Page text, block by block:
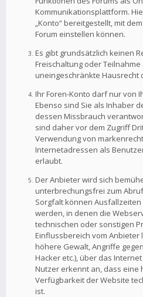
Kommunikationsplattform.
„Konto“ bereitgestellt, mit
Forum einstellen können.
Es gibt grundsätzlich keinen
Freischaltung oder Teilnahme
uneingeschränkte Hausrecht
Ihr Foren-Konto darf nur von
Ebenso sind Sie als Inhaber
dessen Missbrauch
sind daher vor dem Zugriff
Verwendung von
Internetadressen als
erlaubt.
Der Anbieter wird sich
unterbrechungsfrei zum
Sorgfalt können
werden, in denen die
technischen oder sonstigen
Einflussbereich vom Anbieter
höhere Gewalt, Angriffe
Hacker etc.), über das
Nutzer erkennt an, dass eine
Verfügbarkeit der Website
ist.